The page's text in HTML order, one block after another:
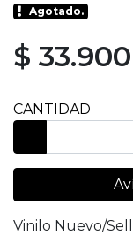
Agotado.
$ 33.900
CANTIDAD
Vinilo Nuevo/